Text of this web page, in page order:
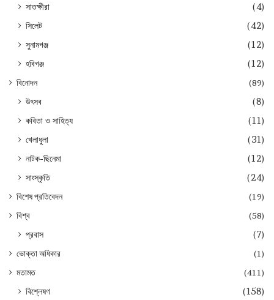
সাতক্ষীরা
(4)
সিলেট
(42)
সুনামগঞ্জ
(12)
হবিগঞ্জ
(12)
বিনোদন (89)
উৎসব
(8)
কবিতা ও সাহিত্য
(11)
খেলাধুলা
(31)
নাটক-ছিনেমা
(12)
সাংস্কৃতি
(24)
বিশেষ প্রতিবেদন
(19)
বিশ্ব
(58)
প্রবাস (7)
ভোক্তা অধিকার
(1)
মতামত
(411)
বিশ্লেষণ
(158)